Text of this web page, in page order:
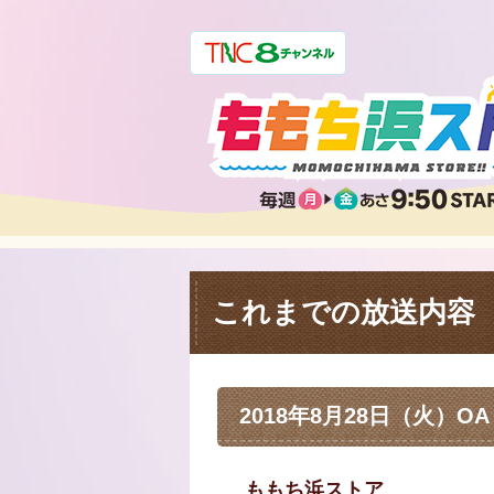
これまでの放送内容
2018年8月28日（火）OA
ももち浜ストア